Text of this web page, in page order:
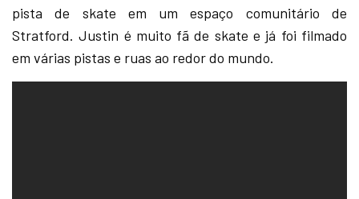
pista de skate em um espaço comunitário de
Stratford. Justin é muito fã de skate e já foi filmado
em várias pistas e ruas ao redor do mundo.